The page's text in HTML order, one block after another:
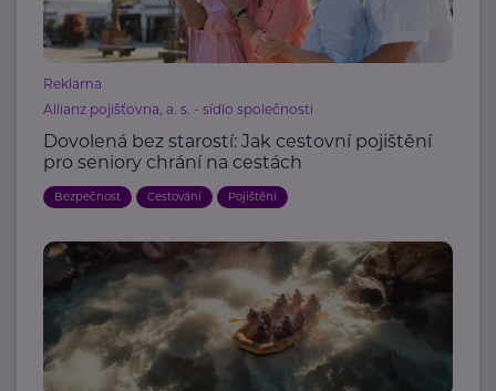
Reklama
Allianz pojišťovna, a. s. - sídlo společnosti
Dovolená bez starostí: Jak cestovní pojištění
pro seniory chrání na cestách
Bezpečnost Cestování Pojištění